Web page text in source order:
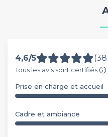
4,6/5 (38
Tous les avis sont certifiés.
Prise en charge et accueil
Cadre et ambiance